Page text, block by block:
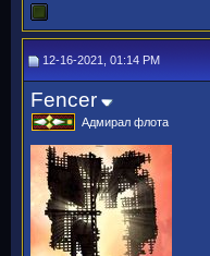
12-16-2021, 01:14 PM
Fencer
Адмирал флота